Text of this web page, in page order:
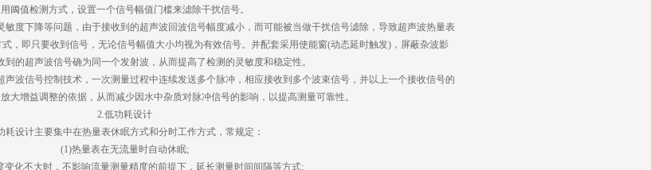
用阈值检测方式，设置一个信号幅值门槛来滤除干扰信号。
度下降等问题，由于接收到的超声波回波信号幅度减小，而可能被当做干扰信号滤除，导致超声波热量表
，即只要收到信号，无论信号幅值大小均视为有效信号。并配套采用使能窗(动态延时触发)，屏蔽杂波影
到的超声波信号确为同一个发射波，从而提高了检测的灵敏度和稳定性。
波信号控制技术，一次测量过程中连续发送多个脉冲，相应接收到多个波束信号，并以上一个接收信号的
大增益调整的依据，从而减少因水中杂质对脉冲信号的影响，以提高测量可靠性。
2.低功耗设计
耗设计主要集中在热量表休眠方式和分时工作方式，常规定：
(1)热量表在无流量时自动休眠;
变化不大时，不影响流量测量精度的前提下，延长测量时间间隔等方式;